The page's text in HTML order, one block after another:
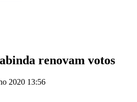
renovam votos
2020 13:56